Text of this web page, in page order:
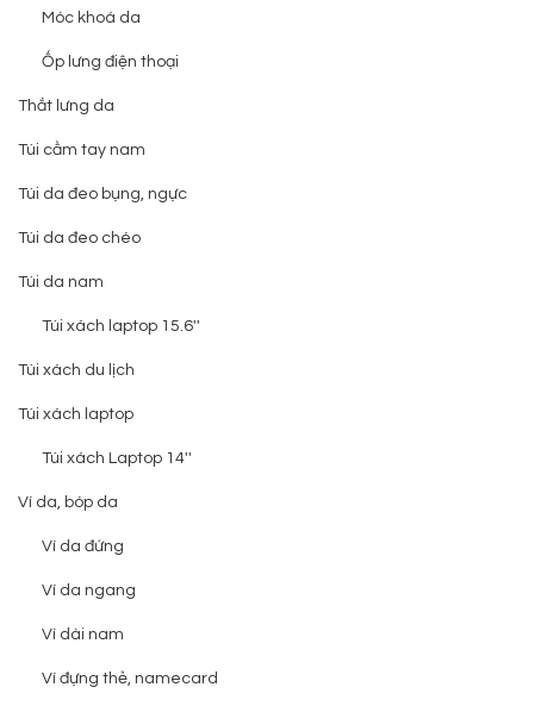
Móc khoá da
Ốp lưng điện thoại
Thắt lưng da
Túi cầm tay nam
Túi da đeo bụng, ngực
Túi da đeo chéo
Túi da nam
Túi xách laptop 15.6''
Túi xách du lịch
Túi xách laptop
Túi xách Laptop 14''
Ví da, bóp da
Ví da đứng
Ví da ngang
Ví dài nam
Ví đựng thẻ, namecard